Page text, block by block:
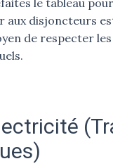
le tableau
aux disjoncteurs
de respecter